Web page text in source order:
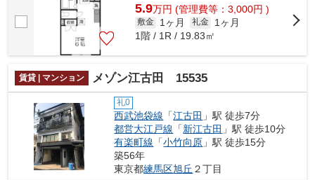
5.9万円 (管理費等：3,000円 )
敷金 1ヶ月 礼金
1ヶ月
1階 / 1R / 19.83㎡
賃貸 | マンション メゾン江古田 15535
礼0
西武池袋線 「江古田 」駅 徒歩7分
都営大江戸線 「新江古田 」駅 徒歩10分
有楽町線 「小竹向原 」駅 徒歩15分
築56年
東京都練馬区旭丘 ２丁目